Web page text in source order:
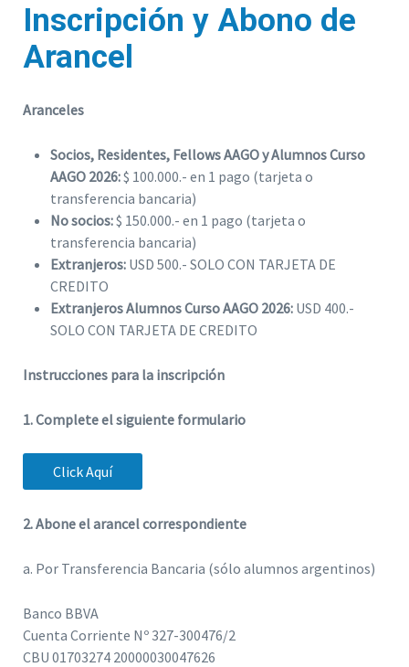
Inscripción y Abono de
Arancel
Aranceles
Socios, Residentes, Fellows AAGO y Alumnos Curso
AAGO 2026:$ 100.000.- en 1 pago (tarjeta o
transferencia bancaria)
No socios:$ 150.000.- en 1 pago (tarjeta o
transferencia bancaria)
Extranjeros: USD 500.- SOLO CON TARJETA DE
CREDITO
Extranjeros Alumnos Curso AAGO 2026: USD 400.-
SOLO CON TARJETA DE CREDITO
Instrucciones para la inscripción
1. Complete el siguiente formulario
Click Aquí
2. Abone el arancel correspondiente
a. Por Transferencia Bancaria (sólo alumnos argentinos)
Banco BBVA
Cuenta Corriente Nº 327-300476/2
CBU 01703274 20000030047626